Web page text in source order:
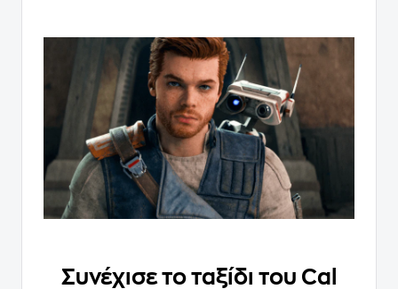
Συνέχισε το ταξίδι του Cal